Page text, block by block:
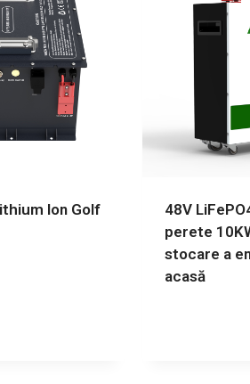
Ion Golf
48V
perete
stocare a
acasă